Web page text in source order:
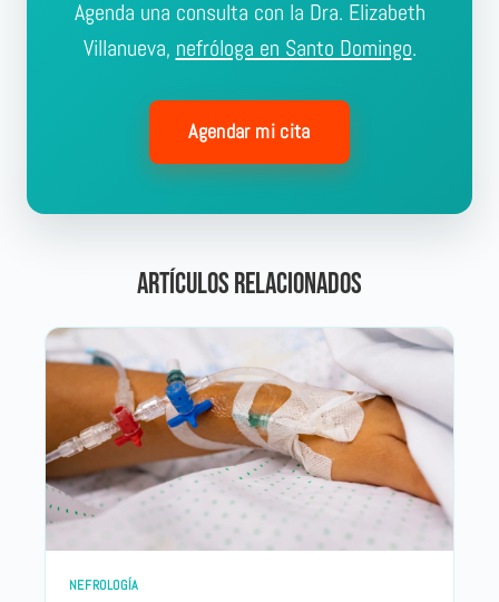
Agenda una consulta con la Dra. Elizabeth
Villanueva, nefróloga en Santo Domingo.
Agendar mi cita
Artículos relacionados
NEFROLOGÍA